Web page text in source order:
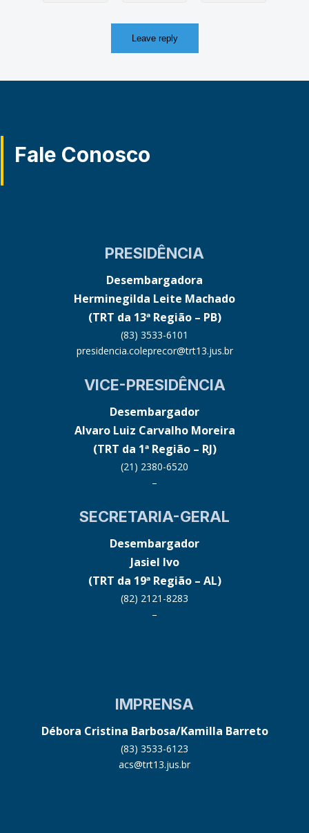
Fale Conosco
PRESIDÊNCIA
Desembargadora
Herminegilda Leite Machado
(TRT da 13ª Região – PB)
(83) 3533-6101
presidencia.coleprecor@trt13.jus.br
VICE-PRESIDÊNCIA
Desembargador
Alvaro Luiz Carvalho Moreira
(TRT da 1ª Região – RJ)
(21) 2380-6520
–
SECRETARIA-GERAL
Desembargador
Jasiel Ivo
(TRT da 19ª Região – AL)
(82) 2121-8283
–
IMPRENSA
Débora Cristina Barbosa/Kamilla Barreto
(83) 3533-6123
acs@trt13.jus.br